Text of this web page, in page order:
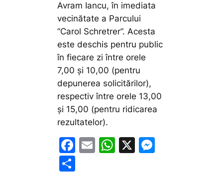
Avram Iancu, în imediata
vecinătate a Parcului
”Carol Schretrer”. Acesta
este deschis pentru public
în fiecare zi între orele
7,00 și 10,00 (pentru
depunerea solicitărilor),
respectiv între orele 13,00
și 15,00 (pentru ridicarea
rezultatelor).
F
E
W X